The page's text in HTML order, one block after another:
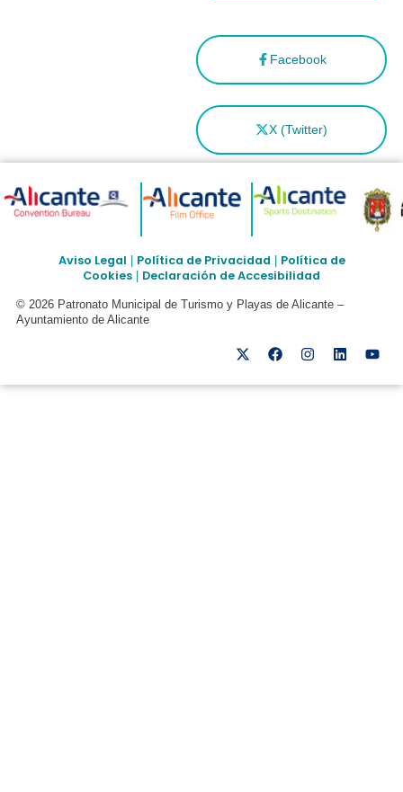
Facebook
X (Twitter)
Aviso Legal Política de Privacidad
Política de
Cookies
Declaración de Accesibilidad
© 2026 Patronato Municipal de Turismo y Playas de Alicante –
Ayuntamiento de Alicante